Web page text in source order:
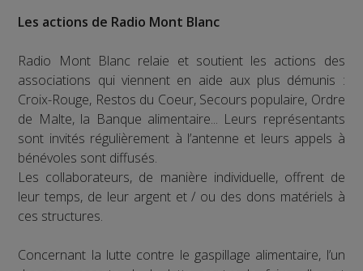
Les actions de Radio Mont Blanc
Radio Mont Blanc relaie et soutient les actions des
associations qui viennent en aide aux plus démunis :
Croix-Rouge, Restos du Coeur, Secours populaire, Ordre
de Malte, la Banque alimentaire... Leurs représentants
sont invités régulièrement à l’antenne et leurs appels à
bénévoles sont diffusés.
Les collaborateurs, de manière individuelle, offrent de
leur temps, de leur argent et / ou des dons matériels à
ces structures.
Concernant la lutte contre le gaspillage alimentaire, l’un